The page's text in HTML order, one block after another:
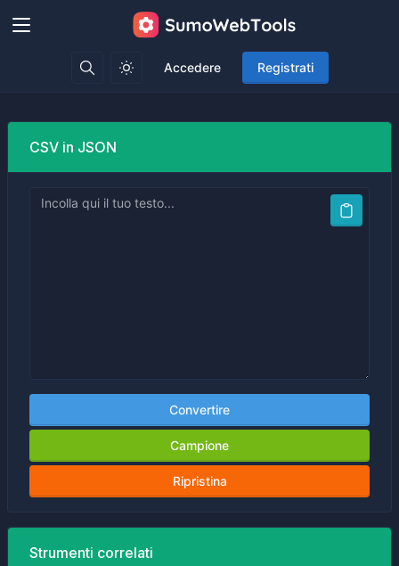
Accedere Registrati
CSV in JSON
Convertire
Campione
Ripristina
Strumenti correlati